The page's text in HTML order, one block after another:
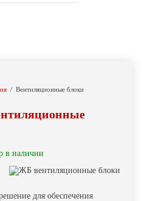
Вентиляционные блоки
в наличии
для обеспечения